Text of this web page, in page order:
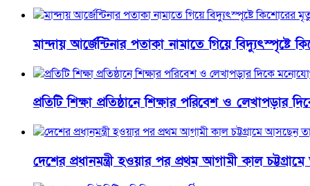
মান্দায় আর্জেন্টিনার পতাকা নামাতে গিয়ে বিদ্যুৎস্পৃষ্টে
প্রতিটি শিক্ষা প্রতিষ্ঠানে শিক্ষার পরিবেশ ও
দেশের প্রধানমন্ত্রী হওয়ার পর প্রথম আগামী কাল